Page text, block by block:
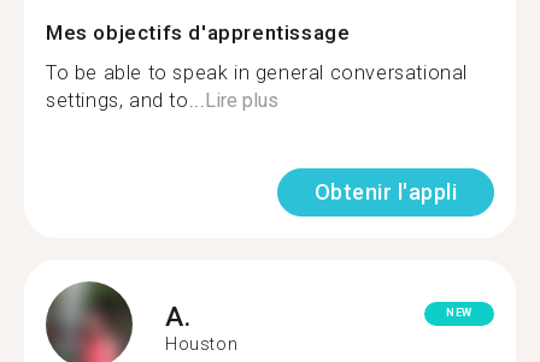
Mes objectifs d'apprentissage
To be able to speak in general conversational
settings, and to...Lire plus
Obtenir l'appli
A.
Houston
NEW